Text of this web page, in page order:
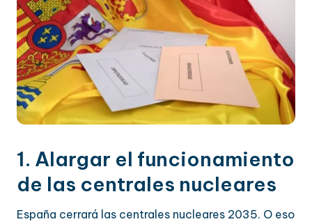
1. Alargar el funcionamiento
de las centrales nucleares
España cerrará las centrales nucleares 2035. O eso